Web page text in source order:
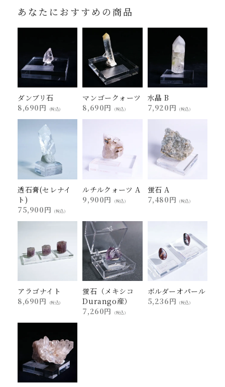
あなたにおすすめの商品
ダンブリ石
8,690円
(税込)
マンゴークォーツ
8,690円
(税込)
水晶 B
7,920円
(税込)
透石膏(セレナイ
ト)
75,900円
(税込)
ルチルクォーツ A
9,900円
(税込)
蛍石 A
7,480円
(税込)
アラゴナイト
8,690円
(税込)
蛍石（メキシコ
Durango産）
7,260円
(税込)
ボルダーオパール
5,236円
(税込)